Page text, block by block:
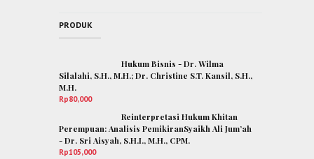
PRODUK
Hukum Bisnis - Dr. Wilma
Silalahi, S.H., M.H.; Dr. Christine S.T. Kansil, S.H.,
M.H.
Rp80,000
Reinterpretasi Hukum Khitan
Perempuan: Analisis PemikiranSyaikh Ali Jum’ah
- Dr. Sri Aisyah, S.H.I., M.H., CPM.
Rp105,000